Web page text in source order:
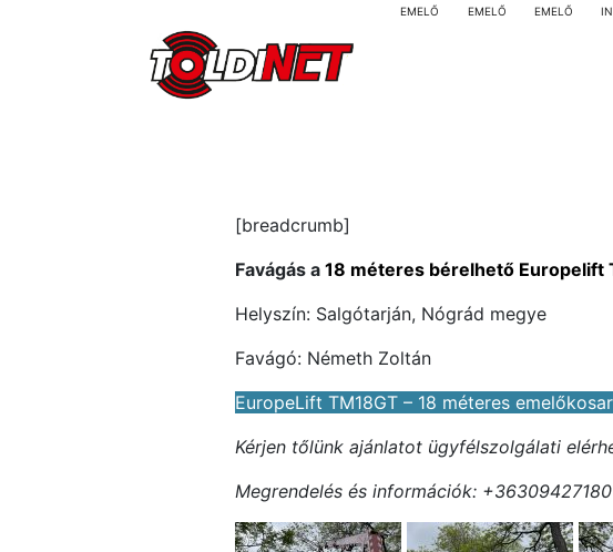
EMELŐ
EMELŐ
EMELŐ
[breadcrumb]
Favágás a 18 méteres bérelhető Europelift
Helyszín: Salgótarján, Nógrád megye
Favágó: Németh Zoltán
EuropeLift TM18GT – 18 méteres
Kérjen tőlünk ajánlatot ügyfélszolgálati
Megrendelés és információk: